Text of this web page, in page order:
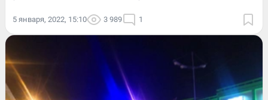
5 января, 2022, 15:10 3 989 1